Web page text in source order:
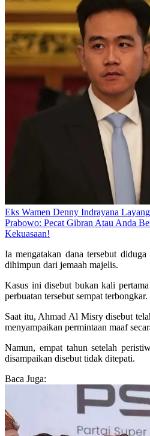
Eks Wamen Denny Indrayana
Prabowo: Pecat Gibran Atau Anda
Kekuasaan!
Ia mengatakan dana tersebut
dihimpun dari jemaah majelis.
Kasus ini disebut bukan kali
perbuatan tersebut sempat terbongkar.
Saat itu, Ahmad Al Misry disebut
menyampaikan permintaan maaf
Namun, empat tahun setelah
disampaikan disebut tidak ditepati.
Baca Juga: